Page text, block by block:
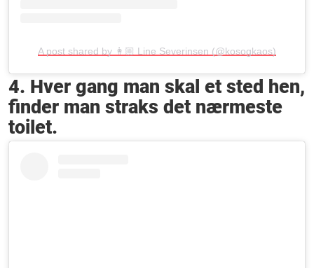
A post shared by 👩🏼 Line Severinsen (@kosogkaos)
4. Hver gang man skal et sted hen,
finder man straks det nærmeste
toilet.